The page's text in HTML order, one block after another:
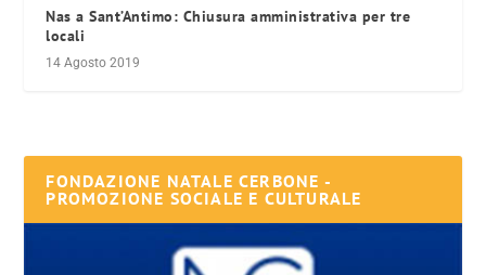
Nas a Sant’Antimo: Chiusura amministrativa per tre
locali
14 Agosto 2019
FONDAZIONE NATALE CERBONE -
PROMOZIONE SOCIALE E CULTURALE